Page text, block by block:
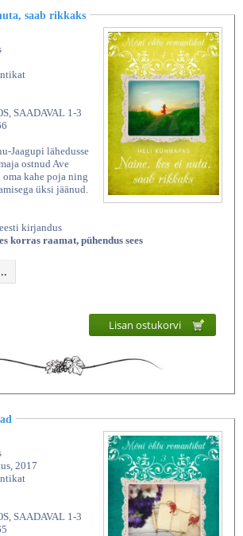
saab rikkaks
SAADAVAL 1-3
Jaagupi lähedusse
ostnud Ave
kahe poja ning
üksi jäänud.
kirjandus
korras raamat, pühendus sees
Lisan ostukorvi
2017
SAADAVAL 1-3